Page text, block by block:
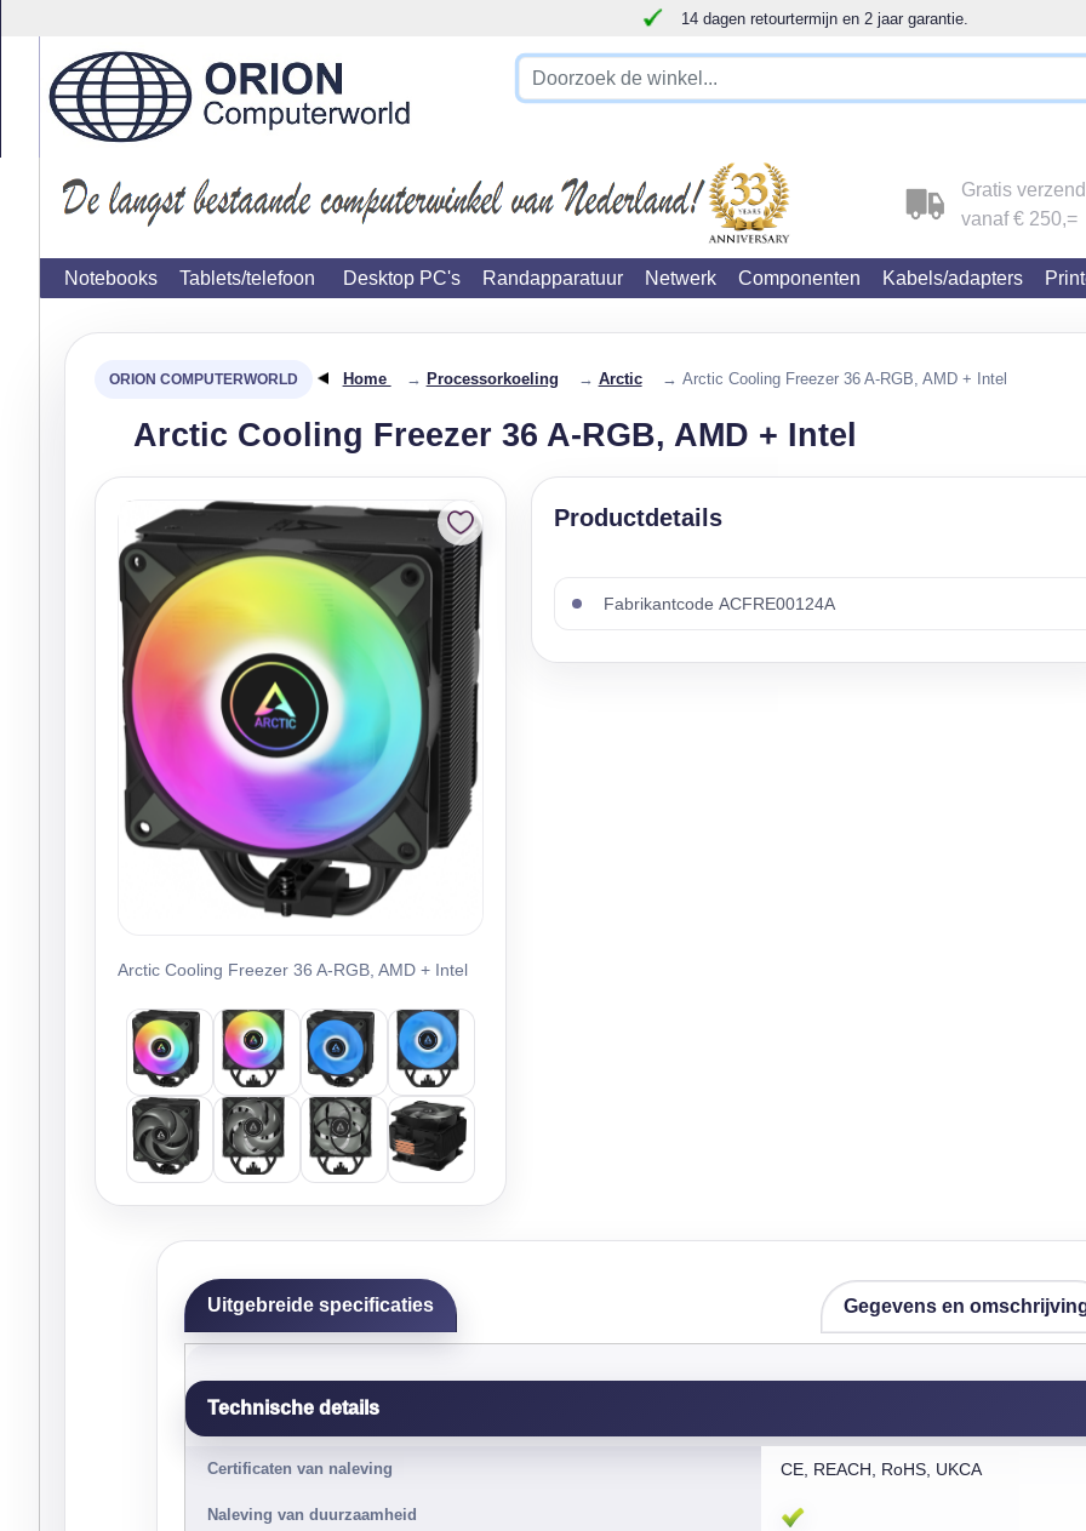
14 dagen retourtermijn en 2 jaar garantie.
!!!!! LET OP!!! WIJ ZIJN VERHUISD !!!!!
Gratis
vanaf € 250,=
Notebooks Tablets/telefoon Desktop PC's Randapparatuur Netwerk Componenten Kabels/adapters
Home → Processorkoeling → Arctic → Arctic Cooling Freezer 36 A-RGB, AMD + Intel
Arctic Cooling Freezer 36 A-RGB, AMD + Intel
Arctic Cooling Freezer 36 A-RGB, AMD + Intel
Fabrikantcode ACFRE00124A
Uitgebreide specificaties Gegevens en
Technische details
Certificaten van naleving CE, REACH, RoHS, UKCA
Naleving van duurzaamheid